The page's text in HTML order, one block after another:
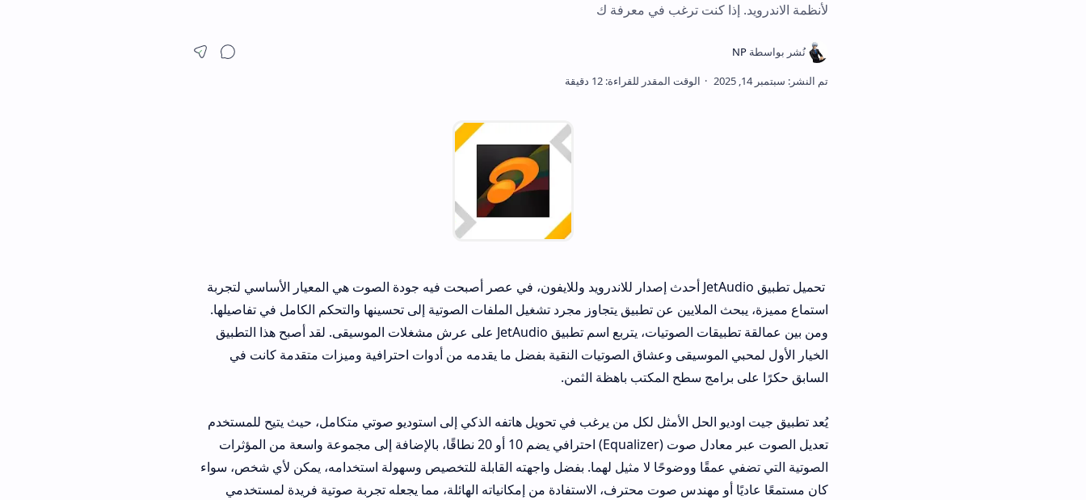
لأنظمة الاندرويد. إذا كنت ترغب في معرفة ك
تحميل تطبيق JetAudio أحدث إصدار للاندرويد وللايفون، في عصر أصبحت فيه جودة الصوت هي المعيار الأساسي لتجربة
استماع مميزة، يبحث الملايين عن تطبيق يتجاوز مجرد تشغيل الملفات الصوتية إلى تحسينها والتحكم الكامل في تفاصيلها.
ومن بين عمالقة تطبيقات الصوتيات، يتربع اسم تطبيق JetAudio على عرش مشغلات الموسيقى. لقد أصبح هذا التطبيق
الخيار الأول لمحبي الموسيقى وعشاق الصوتيات النقية بفضل ما يقدمه من أدوات احترافية وميزات متقدمة كانت في
السابق حكرًا على برامج سطح المكتب باهظة الثمن.
يُعد تطبيق جيت اوديو الحل الأمثل لكل من يرغب في تحويل هاتفه الذكي إلى استوديو صوتي متكامل، حيث يتيح للمستخدم
تعديل الصوت عبر معادل صوت (Equalizer) احترافي يضم 10 أو 20 نطاقًا، بالإضافة إلى مجموعة واسعة من المؤثرات
الصوتية التي تضفي عمقًا ووضوحًا لا مثيل لهما. بفضل واجهته القابلة للتخصيص وسهولة استخدامه، يمكن لأي شخص، سواء
كان مستمعًا عاديًا أو مهندس صوت محترف، الاستفادة من إمكانياته الهائلة، مما يجعله تجربة صوتية فريدة لمستخدمي